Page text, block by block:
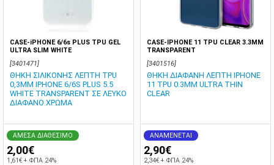
CASE-iPHONE 6/6s PLUS TPU GEL
ULTRA SLIM WHITE
[3401471]
ΘΗΚΗ ΣΙΛΙΚΟΝΗΣ ΛΕΠΤΗ TPU
0,3MM IPHONE 6/6S PLUS 5.5
WHITE TRANSPARENT ΣΕ ΛΕΥΚΟ
ΔΙΑΦΑΝΟ ΧΡΩΜΑ
ΑΜΕΣΑ ΔΙΑΘΕΣΙΜΟ
2,00€
1,61€ + ΦΠΑ 24%
CASE-IPHONE 11 TPU CLEAR 3.3MM
TRANSPARENT
[3401516]
ΘΗΚΗ ΔΙΑΦΑΝΗ ΛΕΠΤΗ IPHONE
11 TPU 0.3MM ULTRA THIN
CLEAR
ΑΝΑΜΕΝΕΤΑΙ
2,90€
2,34€ + ΦΠΑ 24%